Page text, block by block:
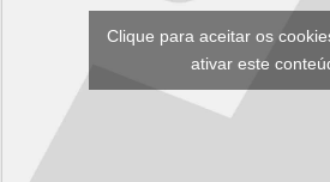
Clique para aceitar os
ativar este